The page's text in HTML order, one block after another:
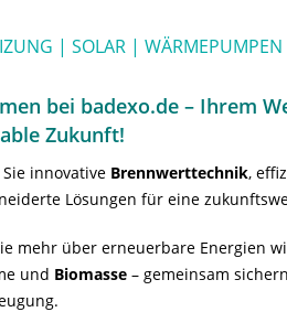
| SOLAR | WÄRMEPUMPEN
bei badexo.de – Ihrem
Zukunft!
innovative Brennwerttechnik,
Lösungen für eine
mehr über erneuerbare Energien
und Biomasse – gemeinsam